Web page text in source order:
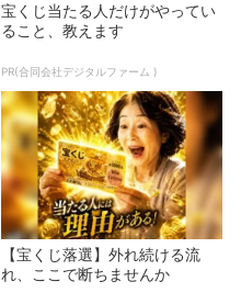
宝くじ当たる人だけがやってい
ること、教えます
PR(合同会社デジタルファーム )
【宝くじ落選】外れ続ける流
れ、ここで断ちませんか